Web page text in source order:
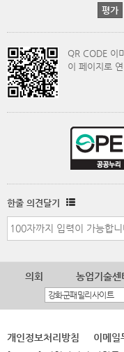
QR CODE 이
이 페이지로
한줄 의견달기
의회 농업기술센
개인정보처리방침 이메일